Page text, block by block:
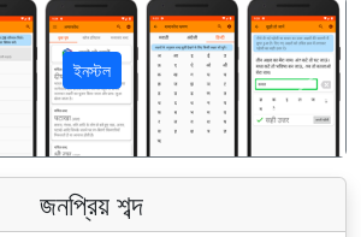
ইনস্টল
अगला
জনপ্রিয় শব্দ